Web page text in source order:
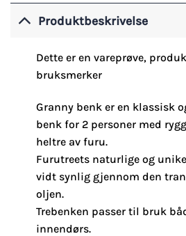
Produktbeskrivelse
Dette er en vareprøve,
bruksmerker
Granny benk er en klassisk
benk for 2 personer med
heltre av furu.
Furutreets naturlige og
vidt synlig gjennom den
oljen.
Trebenken passer til bruk
innendørs.